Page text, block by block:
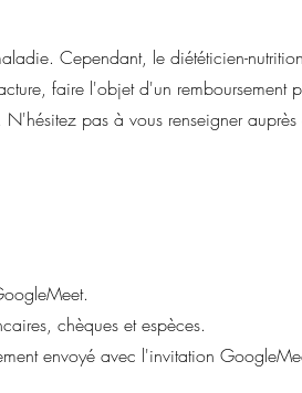
Cependant, le diététicien-
faire l'objet d'un remboursement
N'hésitez pas à vous renseigner
chèques et espèces.
envoyé avec l'invitation